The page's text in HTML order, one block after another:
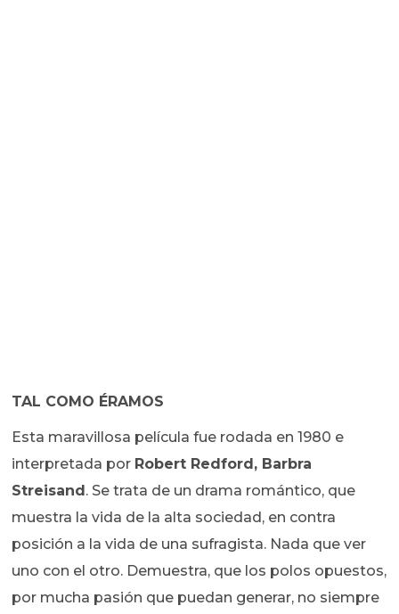
TAL COMO ÉRAMOS
Esta maravillosa película fue rodada en 1980 e
interpretada por Robert Redford, Barbra
Streisand. Se trata de un drama romántico, que
muestra la vida de la alta sociedad, en contra
posición a la vida de una sufragista. Nada que ver
uno con el otro. Demuestra, que los polos opuestos,
por mucha pasión que puedan generar, no siempre